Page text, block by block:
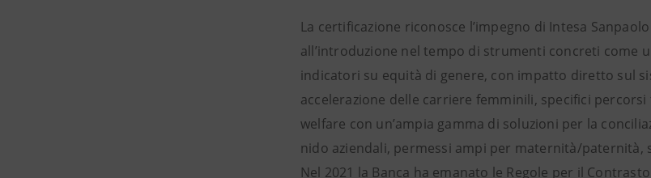
La certificazione riconosce l’impegno di Intesa
all’introduzione nel tempo di strumenti concreti come
indicatori su equità di genere, con impatto diretto sul
accelerazione delle carriere femminili, specifici
welfare con un’ampia gamma di soluzioni per la
nido aziendali, permessi ampi per maternità/
Nel 2021 la Banca ha emanato le Regole per il